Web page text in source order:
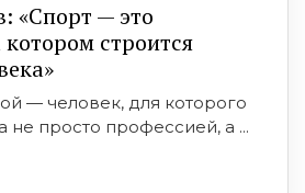
«Спорт — это
строится
— человек, для которого
не просто профессией, а ...